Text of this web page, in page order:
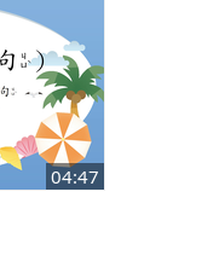
04:47